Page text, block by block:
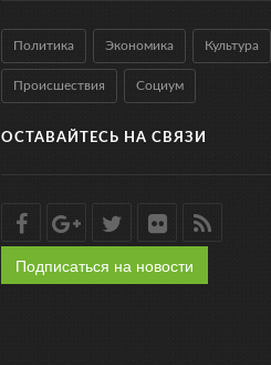
Политика Экономика Культура
Происшествия Социум
ОСТАВАЙТЕСЬ НА СВЯЗИ
Подписаться на новости